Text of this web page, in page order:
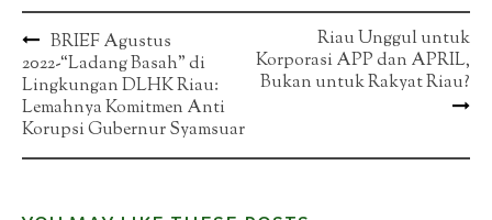
Post
navigation
BRIEF Agustus
2022-“Ladang Basah” di
Lingkungan DLHK Riau:
Lemahnya Komitmen Anti
Korupsi Gubernur Syamsuar
Riau Unggul untuk
Korporasi APP dan APRIL,
Bukan untuk Rakyat Riau?